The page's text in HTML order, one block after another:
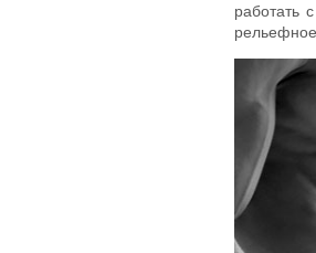
работать
рельефное